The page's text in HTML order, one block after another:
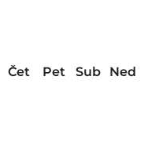
Čet Pet Sub
Ned